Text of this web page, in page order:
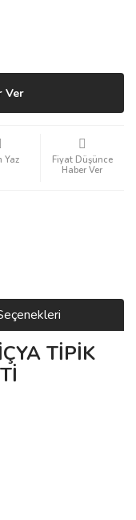
Ver
Yaz
Fiyat Düşünce
Haber Ver
TİPİK